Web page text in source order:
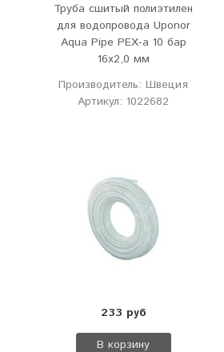
Труба сшитый полиэтилен
для водопровода Uponor
Aqua Pipe PEX-a 10 бар
16х2,0 мм
Производитель: Швеция
Артикул: 1022682
233 руб
В корзину